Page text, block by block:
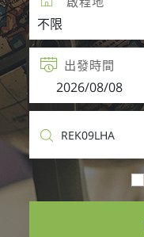
出發時間